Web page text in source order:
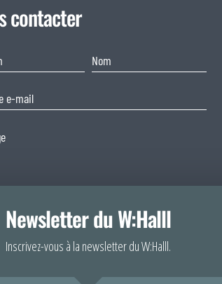
Afin
votre
contacter
Newsletter du W:Halll
Inscrivez-vous à la newsletter du W:Halll.